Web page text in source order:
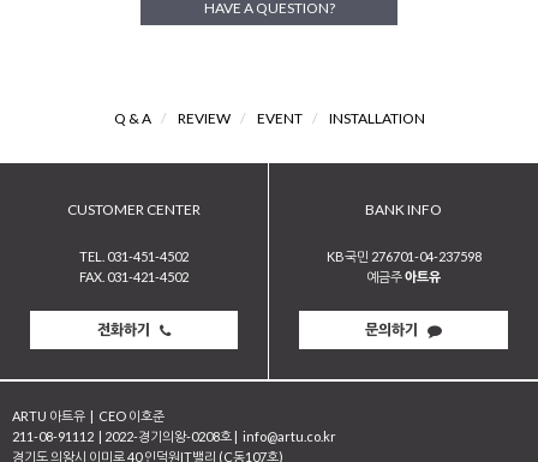
HAVE A QUESTION?
Q & A / REVIEW / EVENT / INSTALLATION
CUSTOMER CENTER
TEL. 031-451-4502
FAX. 031-421-4502
전화하기
BANK INFO
KB국민 276701-04-237598
예금주아트유
문의하기
ARTU 아트유 | CEO 이호준
211-08-91112 | 2022-경기의왕-0208호 | info@artu.co.kr
경기도 의왕시 이미로 40 인덕원IT밸리 (C동107호)